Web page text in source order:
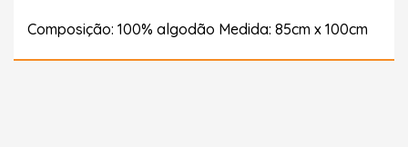
Composição: 100% algodão Medida: 85cm x 100cm